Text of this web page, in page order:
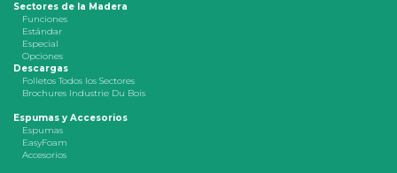
Sectores de la Madera
Funciones
Estándar
Especial
Opciones
Descargas
Folletos Todos los Sectores
Brochures Industrie Du Bois
Espumas y Accesorios
Espumas
EasyFoam
Accesorios